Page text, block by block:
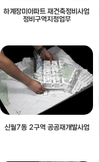
하계장미아파트 재건축정비사업
정비구역지정업무
신월7동 2구역 공공재개발사업